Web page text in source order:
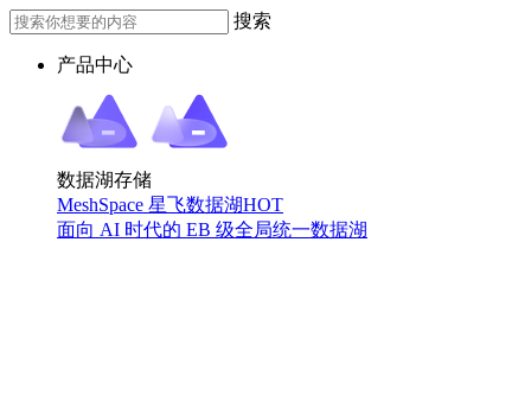
搜索
产品中心
数据湖存储
MeshSpace 星飞数据湖HOT
面向 AI 时代的 EB 级全局统一数据湖